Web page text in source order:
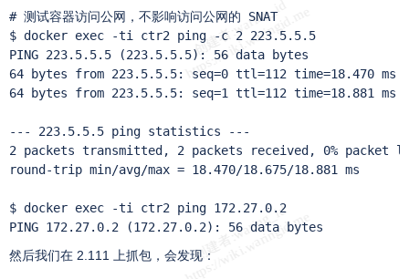
# 测试容器访问公网，不影响访问公网的 SNAT
$ docker exec -ti ctr2 ping -c 2 223.5.5.5
PING 223.5.5.5 (223.5.5.5): 56 data bytes
64 bytes from 223.5.5.5: seq=0 ttl=112 time=18.470 ms
64 bytes from 223.5.5.5: seq=1 ttl=112 time=18.881 ms
--- 223.5.5.5 ping statistics ---
2 packets transmitted, 2 packets received, 0% packet
round-trip min/avg/max = 18.470/18.675/18.881 ms
$ docker exec -ti ctr2 ping 172.27.0.2
PING 172.27.0.2 (172.27.0.2): 56 data bytes
然后我们在 2.111 上抓包，会发现：